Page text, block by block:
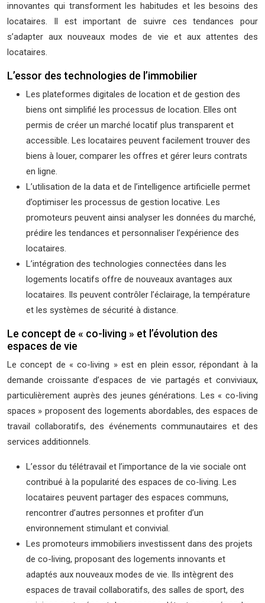
innovantes qui transforment les habitudes et les besoins des
locataires. Il est important de suivre ces tendances pour
s’adapter aux nouveaux modes de vie et aux attentes des
locataires.
L’essor des technologies de l’immobilier
Les plateformes digitales de location et de gestion des
biens ont simplifié les processus de location. Elles ont
permis de créer un marché locatif plus transparent et
accessible. Les locataires peuvent facilement trouver des
biens à louer, comparer les offres et gérer leurs contrats
en ligne.
L’utilisation de la data et de l’intelligence artificielle permet
d’optimiser les processus de gestion locative. Les
promoteurs peuvent ainsi analyser les données du marché,
prédire les tendances et personnaliser l’expérience des
locataires.
L’intégration des technologies connectées dans les
logements locatifs offre de nouveaux avantages aux
locataires. Ils peuvent contrôler l’éclairage, la température
et les systèmes de sécurité à distance.
Le concept de « co-living » et l’évolution des
espaces de vie
Le concept de « co-living » est en plein essor, répondant à la
demande croissante d’espaces de vie partagés et conviviaux,
particulièrement auprès des jeunes générations. Les « co-living
spaces » proposent des logements abordables, des espaces de
travail collaboratifs, des événements communautaires et des
services additionnels.
L’essor du télétravail et l’importance de la vie sociale ont
contribué à la popularité des espaces de co-living. Les
locataires peuvent partager des espaces communs,
rencontrer d’autres personnes et profiter d’un
environnement stimulant et convivial.
Les promoteurs immobiliers investissent dans des projets
de co-living, proposant des logements innovants et
adaptés aux nouveaux modes de vie. Ils intègrent des
espaces de travail collaboratifs, des salles de sport, des